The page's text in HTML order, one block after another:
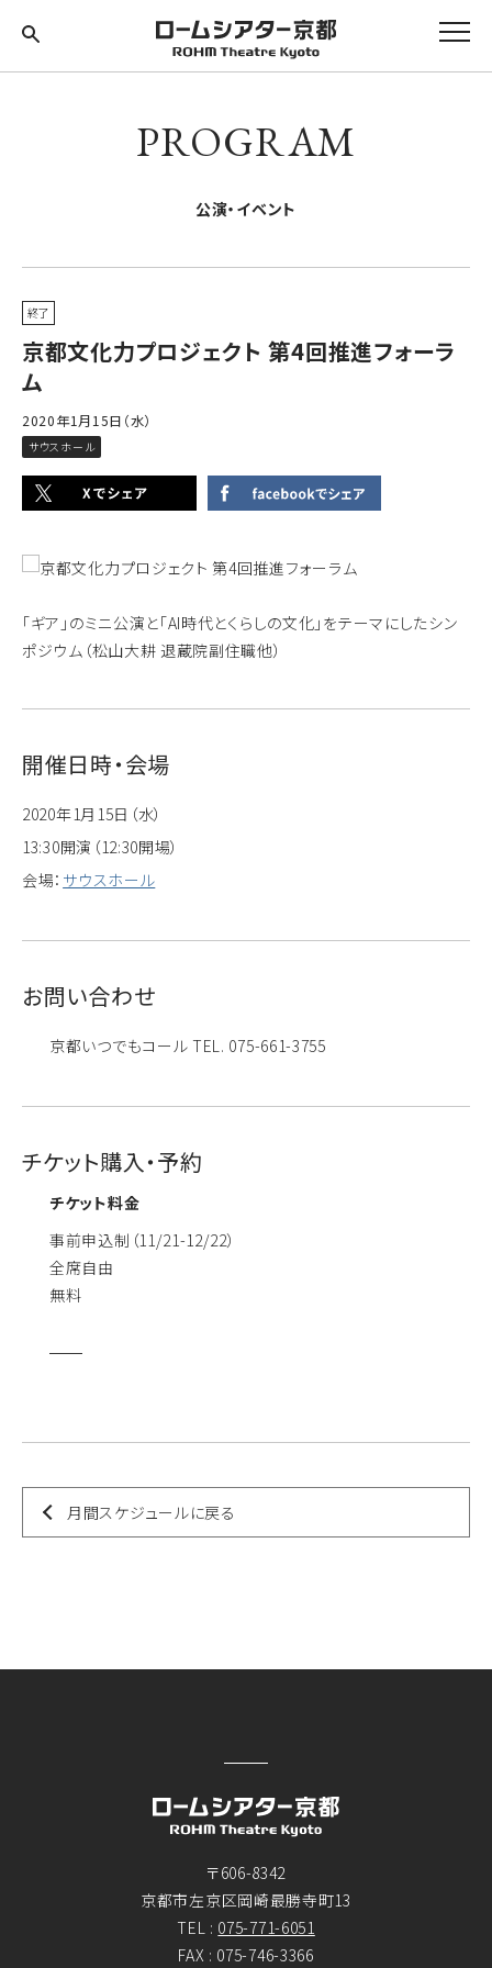
PROGRAM
公演・イベント
終了
京都文化力プロジェクト 第4回推進フォーラ
ム
2020年1月15日（水）
サウスホール
「ギア」のミニ公演と「AI時代とくらしの文化」をテーマにしたシン
ポジウム（松山大耕 退蔵院副住職他）
開催日時・会場
2020年1月15日（水）
13:30開演（12:30開場）
会場： サウスホール
お問い合わせ
京都いつでもコール TEL. 075-661-3755
チケット購入・予約
チケット料金
事前申込制（11/21-12/22）
全席自由
無料
月間スケジュールに戻る
〒606-8342
京都市左京区岡崎最勝寺町13
TEL : 075-771-6051
FAX : 075-746-3366